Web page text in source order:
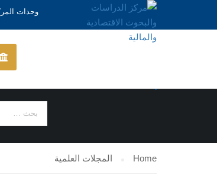
وحدات
المجلات
Home المجلات العلمية